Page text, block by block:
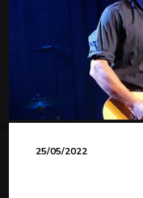
25/05/2022